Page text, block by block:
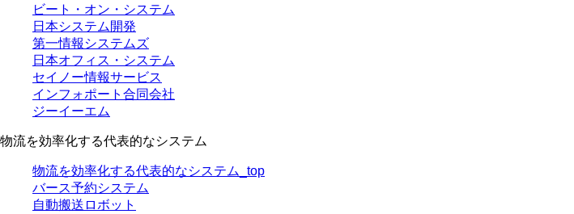
ビート・オン・システム
日本システム開発
第一情報システムズ
日本オフィス・システム
セイノー情報サービス
インフォポート合同会社
ジーイーエム
物流を効率化する代表的なシステム
物流を効率化する代表的なシステム_top
バース予約システム
自動搬送ロボット